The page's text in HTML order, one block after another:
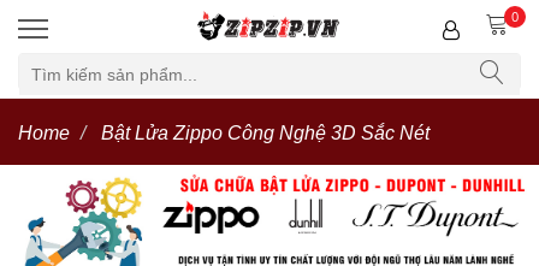
0
Home Bật Lửa Zippo Công Nghệ 3D Sắc Nét